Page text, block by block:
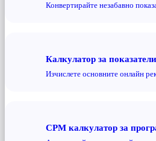
Конвертирайте незабавно
Калкулатор за
Изчислете основните онлайн
CPM калкулатор за